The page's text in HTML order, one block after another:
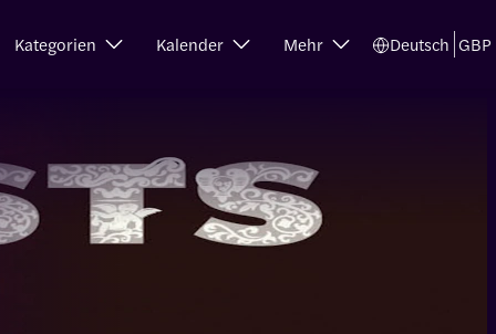
Kategorien Kalender Mehr Deutsch GBP